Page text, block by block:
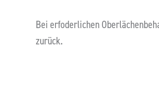
Bei erfoderlichen
zurück.